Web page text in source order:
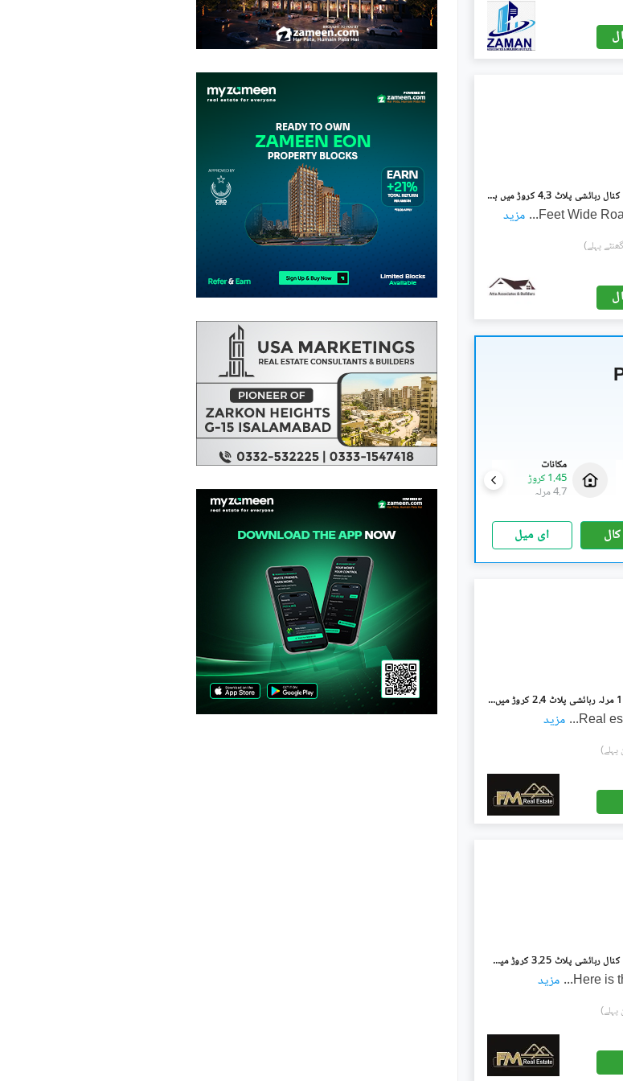
جی ۔ 15/1 جی ۔ 15,اسلام آباد میں 1 کنال رہائشی پلاٹ 4.3 کروڑ میں برائے فروخت۔
... مزید
مکانات
3.2 مرلہ
رہائشی پلاٹ
1 کنال
-4 کنال
مکانات
1.45 کروڑ
4.7 مرلہ
کال ای میل
جی ۔ 15/1 جی ۔ 15,اسلام آباد میں 14 مرلہ رہائشی پلاٹ 2.4 کروڑ میں برائے فروخت۔
Real
... مزید
جی ۔ 15/1 جی ۔ 15,اسلام آباد میں 1 کنال رہائشی پلاٹ 3.25 کروڑ میں برائے فروخت۔
Here is
... مزید